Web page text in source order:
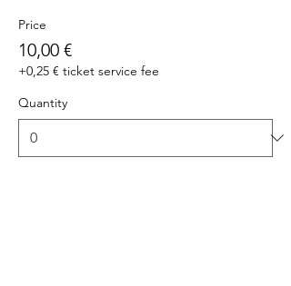
Price
10,00 €
+0,25 € ticket service fee
Quantity